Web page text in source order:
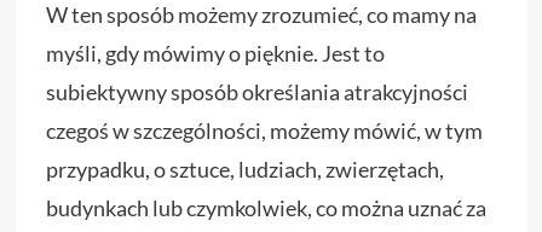
W ten sposób możemy zrozumieć, co mamy na
myśli, gdy mówimy o pięknie. Jest to
subiektywny sposób określania atrakcyjności
czegoś w szczególności, możemy mówić, w tym
przypadku, o sztuce, ludziach, zwierzętach,
budynkach lub czymkolwiek, co można uznać za